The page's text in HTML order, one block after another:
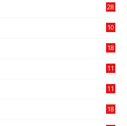
28
10
18
11
11
18